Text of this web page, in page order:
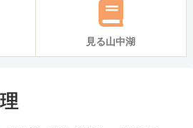
見る山中湖